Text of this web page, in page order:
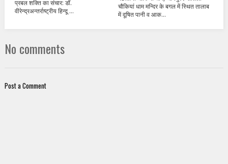
प्रबल शक्ति का संचार: डॉ.
वीरेन्द्रअन्तर्राष्ट्रीय हिन्दू ...
चौकियां धाम मन्दिर के बगल में स्थित तालाब
में दूषित पानी व आक...
No comments
Post a Comment